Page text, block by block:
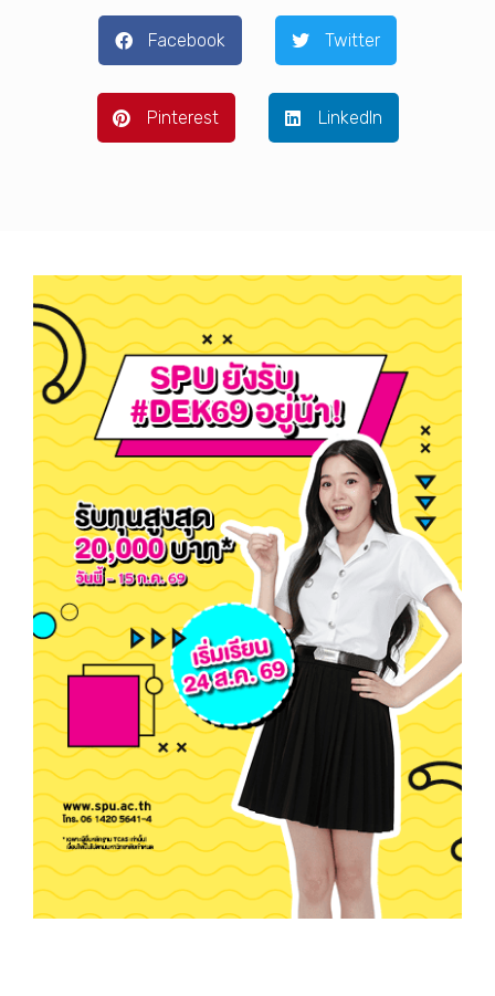
Facebook Twitter
Pinterest LinkedIn